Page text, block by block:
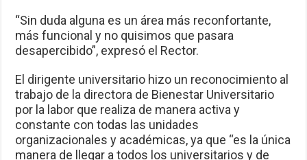
“Sin duda alguna es un área más reconfortante,
más funcional y no quisimos que pasara
desapercibido”, expresó el Rector.
El dirigente universitario hizo un reconocimiento al
trabajo de la directora de Bienestar Universitario
por la labor que realiza de manera activa y
constante con todas las unidades
organizacionales y académicas, ya que “es la única
manera de llegar a todos los universitarios y de